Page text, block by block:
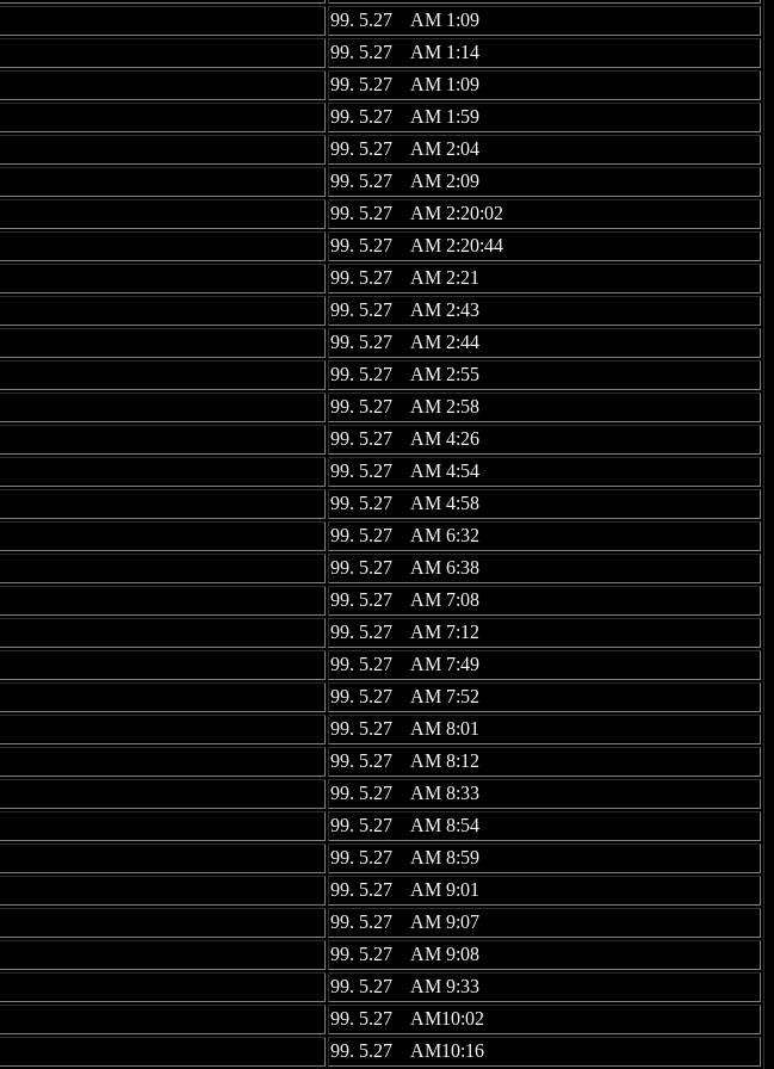
99. 5.27 AM 1:09
99. 5.27 AM 1:14
99. 5.27 AM 1:09
99. 5.27 AM 1:59
99. 5.27 AM 2:04
99. 5.27 AM 2:09
99. 5.27 AM 2:20:02
99. 5.27 AM 2:20:44
99. 5.27 AM 2:21
99. 5.27 AM 2:43
99. 5.27 AM 2:44
99. 5.27 AM 2:55
99. 5.27 AM 2:58
99. 5.27 AM 4:26
99. 5.27 AM 4:54
99. 5.27 AM 4:58
99. 5.27 AM 6:32
99. 5.27 AM 6:38
99. 5.27 AM 7:08
99. 5.27 AM 7:12
99. 5.27 AM 7:49
99. 5.27 AM 7:52
99. 5.27 AM 8:01
99. 5.27 AM 8:12
99. 5.27 AM 8:33
99. 5.27 AM 8:54
99. 5.27 AM 8:59
99. 5.27 AM 9:01
99. 5.27 AM 9:07
99. 5.27 AM 9:08
99. 5.27 AM 9:33
99. 5.27 AM10:02
99. 5.27 AM10:16